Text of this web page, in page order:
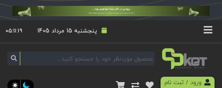
پنجشنبه 15 مرداد 1405 ۰۵:۱۱:۱۹
ورود/ ثبت نام